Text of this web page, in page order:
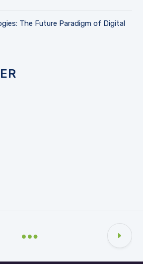
The Future Paradigm of Digital